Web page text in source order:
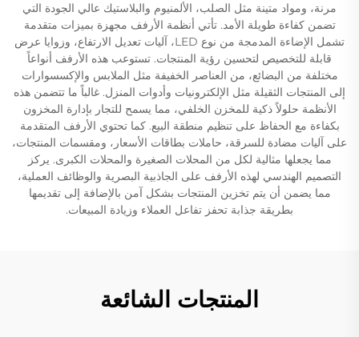
مرنة، ومواد متينة مثل الصلب، الألمنيوم والبلاستيك عالي الجودة التي
تضمن كفاءة طويلة الأمد. تأتي أنظمة الأرفف مجهزة بميزات متقدمة
تشمل الإضاءة المدمجة من نوع LED، آليات تعديل الارتفاع، وزوايا عرض
قابلة للتخصيص لتحسين رؤية المنتجات. تستوعب هذه الأرفف أنواعاً
مختلفة من البضائع، من العناصر الخفيفة مثل الملابس والإكسسوارات
إلى المنتجات الثقيلة مثل الإلكترونيات وأدوات المنزل. غالباً ما تتضمن هذه
الأنظمة حلولاً ذكية للمخزن الخلفي، مما يسمح للتجار بإدارة المخزون
بكفاءة مع الحفاظ على تنظيم منطقة البيع. كما تحتوي الأرفف المتقدمة
على آليات مضادة للسرقة، حاملات بطاقات الأسعار، ومقسمات المنتجات،
مما يجعلها مثالية لكل من المحلات الصغيرة والمحلات الكبرى. يركز
التصميم الهندسي لهذه الأرفف على الجاذبية البصرية والوظائف العملية،
مما يضمن أن يتم تخزين المنتجات بشكل آمن بالإضافة إلى تقديمها
بطريقة جذابة تحفز تفاعل العملاء وزيادة المبيعات.
المنتجات الشائعة